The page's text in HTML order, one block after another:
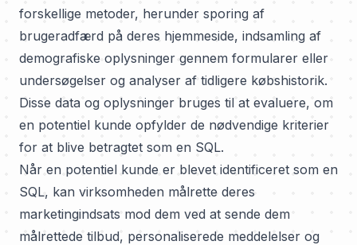
forskellige metoder, herunder sporing af
brugeradfærd på deres hjemmeside, indsamling af
demografiske oplysninger gennem formularer eller
undersøgelser og analyser af tidligere købshistorik.
Disse data og oplysninger bruges til at evaluere, om
en potentiel kunde opfylder de nødvendige kriterier
for at blive betragtet som en SQL.
Når en potentiel kunde er blevet identificeret som en
SQL, kan virksomheden målrette deres
marketingindsats mod dem ved at sende dem
målrettede tilbud, personaliserede meddelelser og